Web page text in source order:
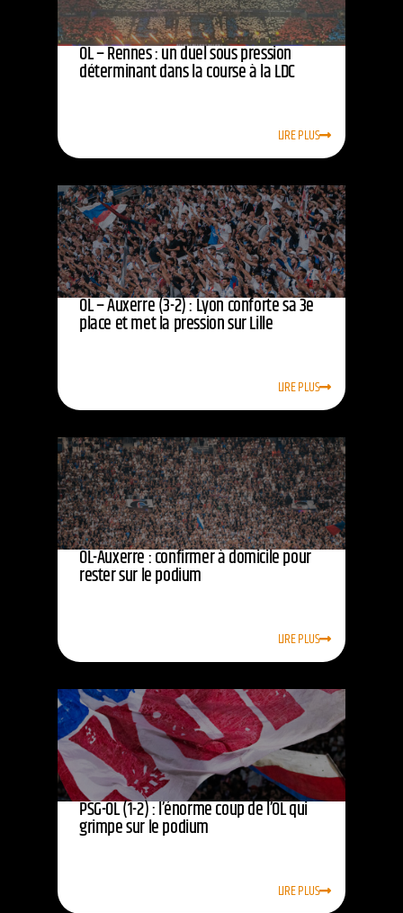
OL – Rennes : un duel sous pression
déterminant dans la course à la LDC
LIRE PLUS
OL – Auxerre (3-2) : Lyon conforte sa 3e
place et met la pression sur Lille
LIRE PLUS
OL-Auxerre : confirmer à domicile pour
rester sur le podium
LIRE PLUS
PSG-OL (1-2) : l’énorme coup de l’OL qui
grimpe sur le podium
LIRE PLUS